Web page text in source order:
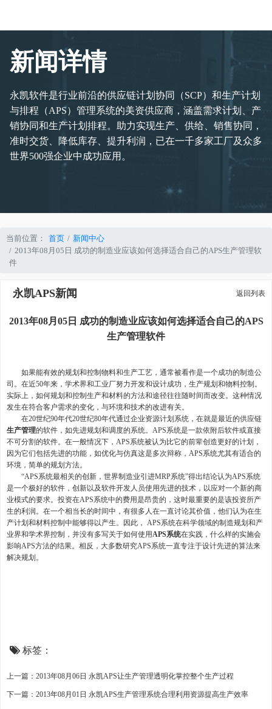
新闻详情
永凯软件是行业前沿的供应链计划协同（SCP）和生产计划
与排程（APS）管理系统的美资供应商，涵盖需求计划、产
销协同和生产计划排程。助力实现生产、供给、销售协同，
准时交货、降低库存、提升利润，已在一千多家工厂及众多
世界500强企业中成功应用。
当前位置： 首页
新闻中心
2013年08月05日 成功的制造业应该如何选择适合自己的APS生产管理软
件
永凯APS新闻 返回列表
2013年08月05日 成功的制造业应该如何选择适合自己的APS
生产管理软件
如果能有效的规划和控制物料和生产工艺，通常被看作是一个成功的制造公
司。在近50年来，学术界和工业厂努力开发和设计成功，生产规划和物料控制。
实际上，如何规划和控制生产和材料的方法和途径往往随时间而改变。这种情况
发生在符合客户需求的变化，与环境和技术的改进有关。
在20世纪90年代20世纪80年代通过企业资源计划系统，在就是最近的供应链
生产管理的软件，如先进规划和调度的系统。APS系统是一款依附后软件或直接
不可分割的软件。在一般情况下，APS系统被认为比它的前辈创造更好的计划，
因为它们包括先进的功能，如优化与仿真这是多次辩称，APS系统尤其有适合的
环境，简单的规划方法。
“APS系统最相关的创新，世界制造业引进MRP系统”得出结论认为APS系统
是一个极好的软件，创新以及软件开发人员使用先进的技术，以应对一个新的商
业模式的要求。投资在APS系统中的费用是昂贵的，这时最重要的是该投资所产
生的利润。在一个相当长的时间中，有很多人在一直讨论其价值，他们认为在生
产计划和材料控制中能够得以产生。因此， APS系统在科学领域的制造规划和产
业界和学术界控制，并没有多写关于如何使用APS系统在实践，什么样的实施会
影响APS方法的结果。相反，大多数研究APS系统一直专注于设计先进的算法来
解决规划。
标签：
上一篇：2013年08月06日 永凯APS让生产管理透明化掌控整个生产过程
下一篇：2013年08月01日 永凯APS生产管理系统合理利用资源提高生产效率